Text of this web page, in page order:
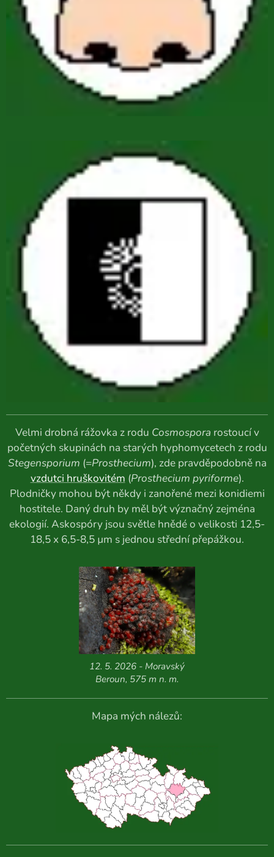
Velmi drobná rážovka z rodu Cosmospora rostoucí v
početných skupinách na starých hyphomycetech z rodu
Stegensporium (=Prosthecium), zde pravděpodobně na
vzdutci hruškovitém (Prosthecium pyriforme).
Plodničky mohou být někdy i zanořené mezi konidiemi
hostitele. Daný druh by měl být význačný zejména
ekologií. Askospóry jsou světle hnědé o velikosti 12,5-
18,5 x 6,5-8,5 µm s jednou střední přepážkou.
12. 5. 2026 - Moravský
Beroun, 575 m n. m.
Mapa mých nálezů: